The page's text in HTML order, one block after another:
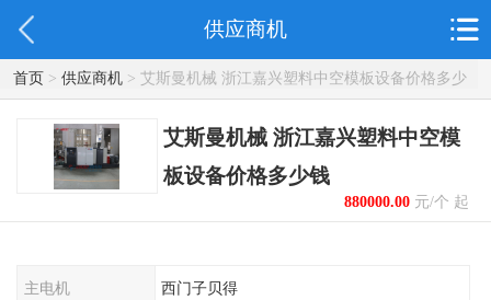
供应商机
首页> 供应商机> 艾斯曼机械 浙江嘉兴塑料中空模板设备价格多少
钱
艾斯曼机械 浙江嘉兴塑料中空模
板设备价格多少钱
880000.00元/个 起
主电机 西门子贝得